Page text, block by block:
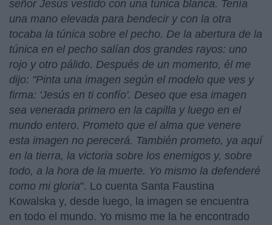
señor Jesús vestido con una túnica blanca. Tenía
una mano elevada para bendecir y con la otra
tocaba la túnica sobre el pecho. De la abertura de la
túnica en el pecho salían dos grandes rayos: uno
rojo y otro pálido. Después de un momento, él me
dijo: "Pinta una imagen según el modelo que ves y
firma: 'Jesús en ti confío'. Deseo que esa imagen
sea venerada primero en la capilla y luego en el
mundo entero. Prometo que el alma que venere
esta imagen no perecerá. También prometo, ya aquí
en la tierra, la victoria sobre los enemigos y, sobre
todo, a la hora de la muerte. Yo mismo la defenderé
como mi gloria". Lo cuenta Santa Faustina
Kowalska y, desde luego, la imagen se encuentra
en todo el mundo. Yo mismo me la he encontrado